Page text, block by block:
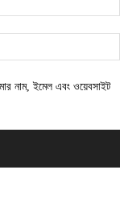
নাম, ইমেল এবং ওয়েবসাইট